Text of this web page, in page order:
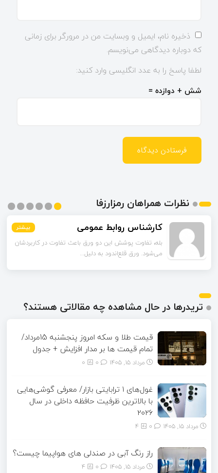
ذخیره نام، ایمیل و وبسایت من در مرورگر برای زمانی
که دوباره دیدگاهی می‌نویسم.
لطفا پاسخ را به عدد انگلیسی وارد کنید:
شش + دوازده =
نظرات همراهان رمزارزفا
بیشتر اسماعیل زاده بیشتر
تا قبل از خوندن این مقاله فکر می‌کردم ورق قلع‌اندود
همون ورق گالوانیزه است. تفاو...
بیشتر
بیشتر
بیشتر
بیشتر
تریدرها در حال مشاهده چه مقالاتی هستند؟
قیمت طلا و سکه امروز پنجشنبه 15مرداد/
تمام قیمت ها بر مدار افزایش + جدول
مرداد ۱۵, ۱۴۰۵ 0
غول‌های ۱ ترابایتی بازار/ معرفی گوشی‌هایی
با بالاترین ظرفیت حافظه داخلی در سال
۲۰۲۶
مرداد ۱۵, ۱۴۰۵ 4
راز رنگ آبی در صندلی های هواپیما چیست؟
مرداد ۱۵, ۱۴۰۵ 4